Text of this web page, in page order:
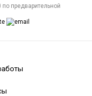
предварительной